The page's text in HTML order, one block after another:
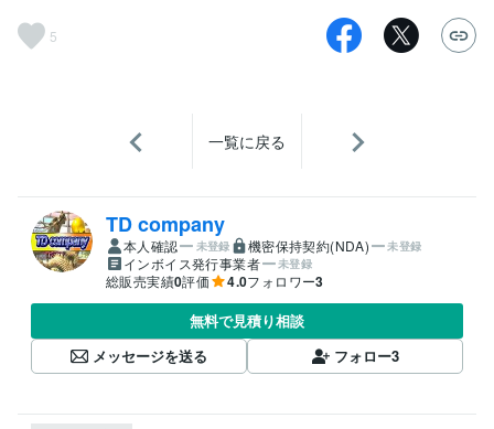
5
一覧に戻る
TD company
本人確認 未登録 機密保持契約(NDA) 未登録
インボイス発行事業者 未登録
総販売実績0評価 4.0フォロワー3
無料で見積り相談
メッセージを送る
フォロー3